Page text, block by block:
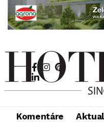
Komentáre